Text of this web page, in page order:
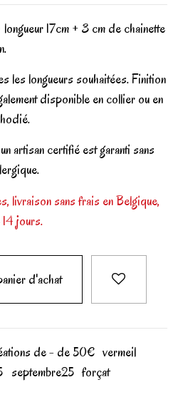
17cm + 3 cm de chainette
les longueurs souhaitées. Finition
disponible en collier ou en
artisan certifié est garanti sans
livraison sans frais en Belgique,
jours.
d'achat
de - de 50€ vermeil
septembre25 forçat